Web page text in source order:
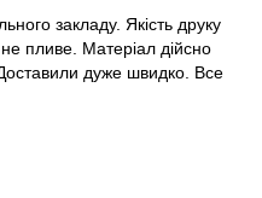
закладу. Якість друку
пливе. Матеріал дійсно
дуже швидко. Все